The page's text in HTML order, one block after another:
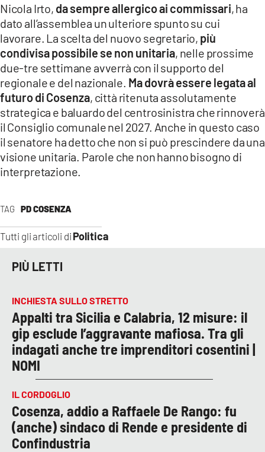
TAG PD COSENZA
Tutti gli articoli di Politica
Nicola Irto, da sempre allergico ai commissari, ha
dato all’assemblea un ulteriore spunto su cui
lavorare. La scelta del nuovo segretario, più
condivisa possibile se non unitaria, nelle prossime
due-tre settimane avverrà con il supporto del
regionale e del nazionale. Ma dovrà essere legata al
futuro di Cosenza, città ritenuta assolutamente
strategica e baluardo del centrosinistra che rinnoverà
il Consiglio comunale nel 2027. Anche in questo caso
il senatore ha detto che non si può prescindere da una
visione unitaria. Parole che non hanno bisogno di
interpretazione.
PIÙ LETTI
INCHIESTA SULLO STRETTO
Appalti tra Sicilia e Calabria, 12 misure: il
gip esclude l’aggravante mafiosa. Tra gli
indagati anche tre imprenditori cosentini |
NOMI
IL CORDOGLIO
Cosenza, addio a Raffaele De Rango: fu
(anche) sindaco di Rende e presidente di
Confindustria